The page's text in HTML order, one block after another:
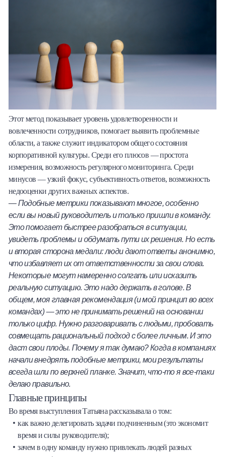
Этот метод показывает уровень удовлетворенности и
вовлеченности сотрудников, помогает выявить проблемные
области, а также служит индикатором общего состояния
корпоративной культуры. Среди его плюсов — простота
измерения, возможность регулярного мониторинга. Среди
минусов — узкий фокус, субъективность ответов, возможность
недооценки других важных аспектов.
— Подобные метрики показывают многое, особенно
если вы новый руководитель и только пришли в команду.
Это помогает быстрее разобраться в ситуации,
увидеть проблемы и обдумать пути их решения. Но есть
и вторая сторона медали: люди дают ответы анонимно,
что избавляет их от ответственности за свои слова.
Некоторые могут намеренно солгать или исказить
реальную ситуацию. Это надо держать в голове. В
общем, моя главная рекомендация (и мой принцип во всех
командах) — это не принимать решений на основании
только цифр. Нужно разговаривать с людьми, пробовать
совмещать рациональный подход с более личным. И это
даст свои плоды. Почему я так думаю? Когда в компаниях
начали внедрять подобные метрики, мои результаты
всегда шли по верхней планке. Значит, что-то я все-таки
делаю правильно.
Главные принципы
Во время выступления Татьяна рассказывала о том:
как важно делегировать задачи подчиненным (это экономит
время и силы руководителя);
зачем в одну команду нужно привлекать людей разных